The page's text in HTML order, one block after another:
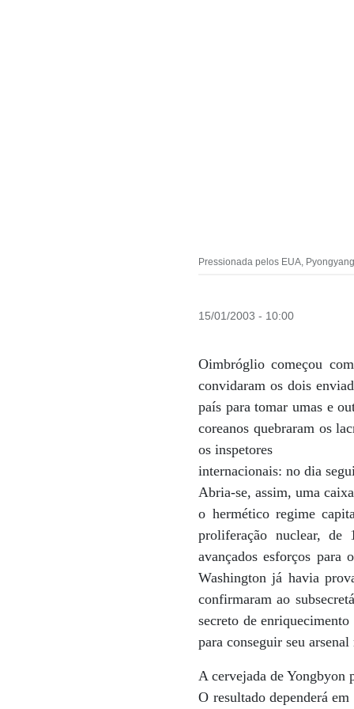
Pressionada pelos EUA,
15/01/2003 - 10:00
Oimbróglio começou
convidaram os dois
país para tomar umas e
coreanos quebraram os
os inspetores
internacionais: no dia
Abria-se, assim, uma
o hermético regime
proliferação nuclear, de
avançados esforços para
Washington já havia
confirmaram ao
secreto de
para conseguir seu
A cervejada de Yongbyon
O resultado dependerá